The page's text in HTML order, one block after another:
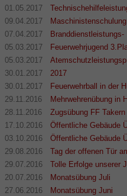
01.05.2017
09.04.2017
07.04.2017
05.03.2017
Feuerwehrjugend
05.03.2017
30.01.2017
2017
30.01.2017
Feuerwehrball in der
29.11.2016
Mehrwehrenübung in
28.11.2016
Zugsübung FF
17.10.2016
Öffentliche Gebäude
03.10.2016
Öffentliche Gebäude
29.08.2016
Tag der offenen Tür
29.07.2016
Tolle Erfolge unserer
20.07.2016
Monatsübung Juli
27.06.2016
Monatsübung Juni